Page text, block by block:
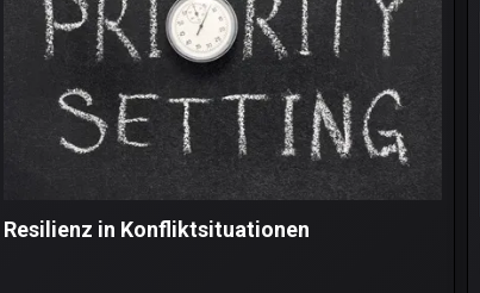
Resilienz in Konfliktsituationen